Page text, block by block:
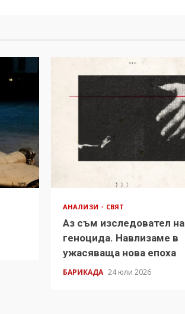
АНАЛИЗИ СВЯТ
Аз съм изследовател на
геноцида. Навлизаме в
ужасяваща нова епоха
БАРИКАДА 24 юли 2026